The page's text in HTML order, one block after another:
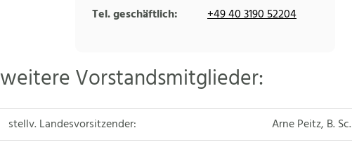
Tel. geschäftlich: +49 40 3190 52204
weitere Vorstandsmitglieder:
stellv. Landesvorsitzender:
Arne Peitz, B. Sc.